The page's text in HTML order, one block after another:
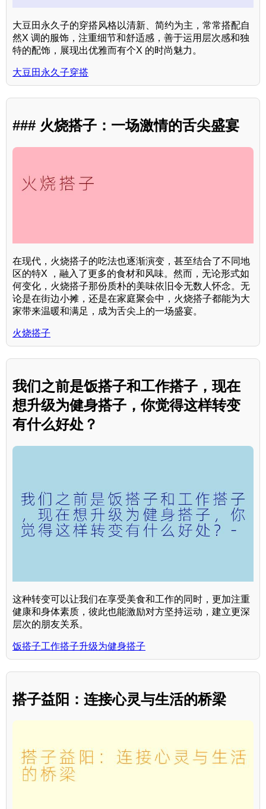
大豆田永久子的穿搭风格以清新、简约为主，常常搭配自
然X 调的服饰，注重细节和舒适感，善于运用层次感和独
特的配饰，展现出优雅而有个X 的时尚魅力。
大豆田永久子穿搭
### 火烧搭子：一场激情的舌尖盛宴
在现代，火烧搭子的吃法也逐渐演变，甚至结合了不同地
区的特X ，融入了更多的食材和风味。然而，无论形式如
何变化，火烧搭子那份质朴的美味依旧令无数人怀念。无
论是在街边小摊，还是在家庭聚会中，火烧搭子都能为大
家带来温暖和满足，成为舌尖上的一场盛宴。
火烧搭子
我们之前是饭搭子和工作搭子，现在
想升级为健身搭子，你觉得这样转变
有什么好处？
这种转变可以让我们在享受美食和工作的同时，更加注重
健康和身体素质，彼此也能激励对方坚持运动，建立更深
层次的朋友关系。
饭搭子工作搭子升级为健身搭子
搭子益阳：连接心灵与生活的桥梁